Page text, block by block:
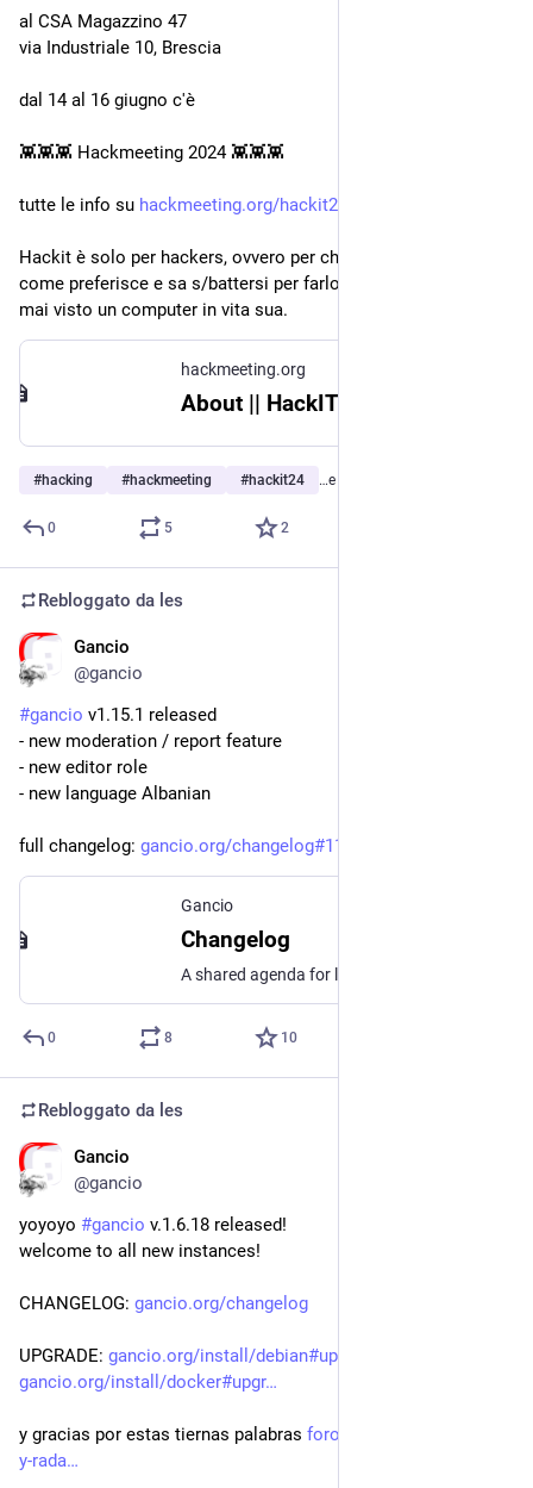
al CSA Magazzino 47
via Industriale 10, Brescia
dal 14 al 16 giugno c'è
👾👾👾 Hackmeeting 2024 👾👾👾
tutte le info su hackmeeting.org/hackit24/
Hackit è solo per hackers, ovvero per chi vuole gestirsi la vita
come preferisce e sa s/battersi per farlo. Anche se non ha
mai visto un computer in vita sua.
hackmeeting.org
About || HackIT 2024
#hacking #hackmeeting #hackit24 …e 1 in più
0 5 2
Rebloggato da les
Gancio
@gancio
#gancio v1.15.1 released
- new moderation / report feature
- new editor role
- new language Albanian
full changelog: gancio.org/changelog#1151-2024
Gancio
Changelog
0 8 10
Rebloggato da les
Gancio
@gancio
yoyoyo #gancio v.1.6.18 released!
welcome to all new instances!
CHANGELOG: gancio.org/changelog
UPGRADE: gancio.org/install/debian#upgr
gancio.org/install/docker#upgr
y gracias por estas tiernas palabras foro.komun.org/t/gancio-
y-rada